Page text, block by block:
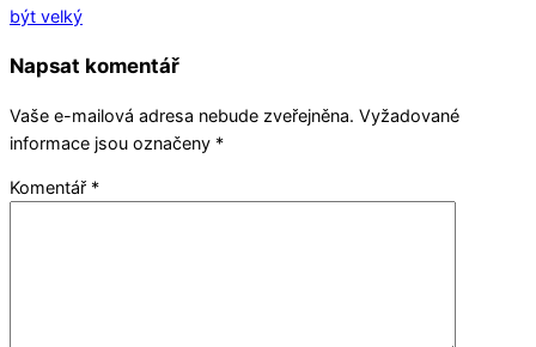
být velký
Napsat komentář
Vaše e-mailová adresa nebude zveřejněna. Vyžadované
informace jsou označeny *
Komentář *